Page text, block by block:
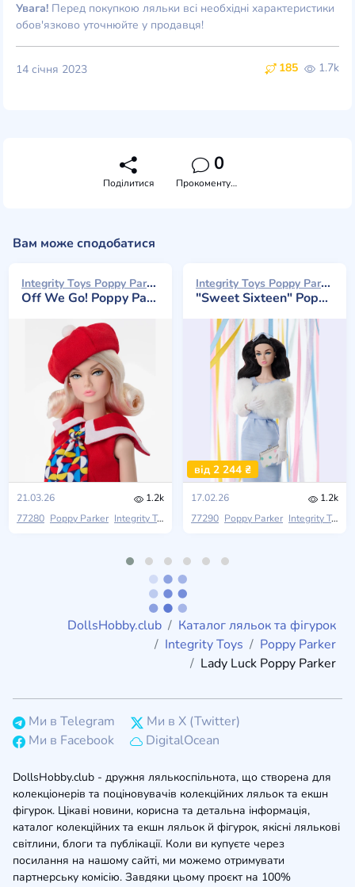
Увага! Перед покупкою ляльки всі необхідні характеристики
обов'язково уточнюйте у продавця!
185 1.7k
14 січня 2023
Поділитися
0
Прокоментувати
Вам може сподобатися
Integrity Toys Poppy Parker 2026
Off We Go! Poppy Parker
21.03.26
1.2k
77280 Poppy Parker Integrity Toys 2026 W Club
Integrity Toys Poppy Parker 2026
"Sweet Sixteen" Poppy Parker
від 2 244 ₴
17.02.26
1.2k
77290 Poppy Parker Integrity Toys
DollsHobby.club
Каталог ляльок та фігурок
Integrity Toys
Poppy Parker
Lady Luck Poppy Parker
Ми в Telegram
Ми в X (Twitter)
Ми в Facebook
DigitalOcean
DollsHobby.club - дружня лялькоспільнота, що створена для
колекціонерів та поціновувачів колекційних ляльок та екшн
фігурок. Цікаві новини, корисна та детальна інформація,
каталог колекційних та екшн ляльок й фігурок, якісні лялькові
світлини, блоги та публікації. Коли ви купуєте через
посилання на нашому сайті, ми можемо отримувати
партнерську комісію. Завдяки цьому проєкт на 100%